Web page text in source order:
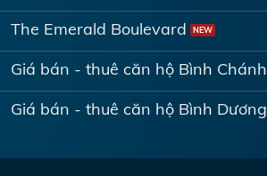
The Emerald Boulevard
Giá bán - thuê căn hộ Bình Chánh
Giá bán - thuê căn hộ Bình Dương